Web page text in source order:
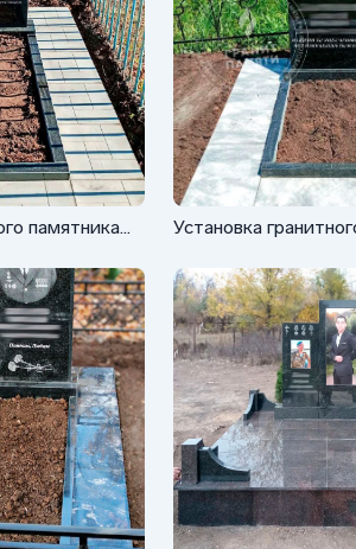
памятника
Установка